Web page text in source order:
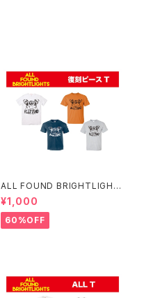
ALL FOUND BRIGHTLIGHT
S 復刻ピースT
¥1,000
60%OFF